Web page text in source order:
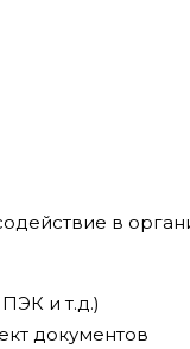
в
и т.д.)
документов